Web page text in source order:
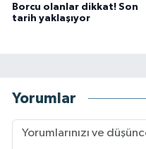
Borcu olanlar dikkat! Son
tarih yaklaşıyor
Yorumlar